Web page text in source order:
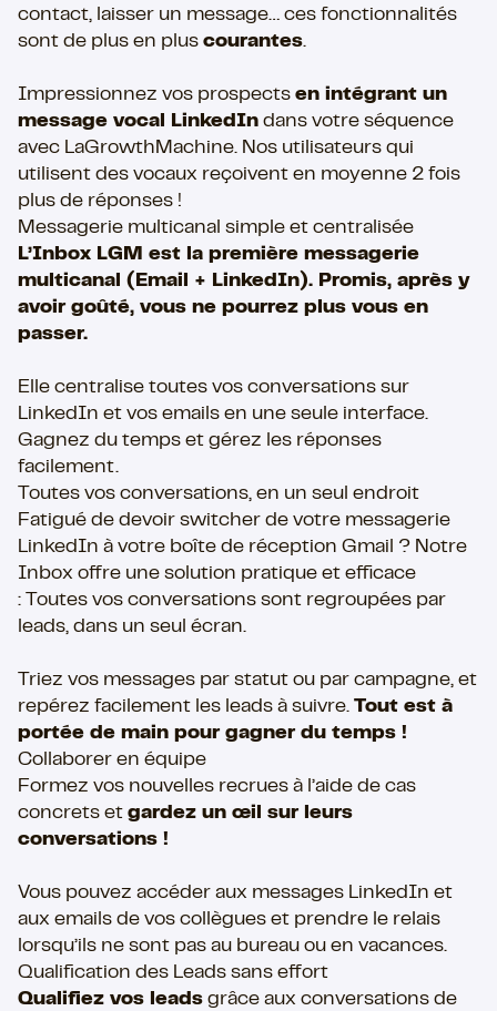
contact, laisser un message… ces fonctionnalités
sont de plus en plus courantes.
Impressionnez vos prospects en intégrant un
message vocal LinkedIn dans votre séquence
avec LaGrowthMachine. Nos utilisateurs qui
utilisent des vocaux reçoivent en moyenne 2 fois
plus de réponses !
Messagerie multicanal simple et centralisée
L’Inbox LGM est la première messagerie
multicanal (Email + LinkedIn). Promis, après y
avoir goûté, vous ne pourrez plus vous en
passer.
Elle centralise toutes vos conversations sur
LinkedIn et vos emails en une seule interface.
Gagnez du temps et gérez les réponses
facilement.
Toutes vos conversations, en un seul endroit
Fatigué de devoir switcher de votre messagerie
LinkedIn à votre boîte de réception Gmail ? Notre
Inbox offre une solution pratique et efficace
: Toutes vos conversations sont regroupées par
leads, dans un seul écran.
Triez vos messages par statut ou par campagne, et
repérez facilement les leads à suivre. Tout est à
portée de main pour gagner du temps !
Collaborer en équipe
Formez vos nouvelles recrues à l’aide de cas
concrets et gardez un œil sur leurs
conversations !
Vous pouvez accéder aux messages LinkedIn et
aux emails de vos collègues et prendre le relais
lorsqu’ils ne sont pas au bureau ou en vacances.
Qualification des Leads sans effort
Qualifiez vos leads grâce aux conversations de